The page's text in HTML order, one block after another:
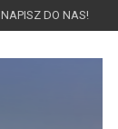
NAPISZ DO NAS!